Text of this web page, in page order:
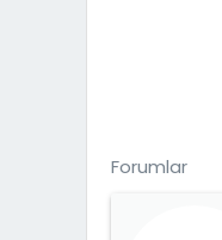
Forumlar